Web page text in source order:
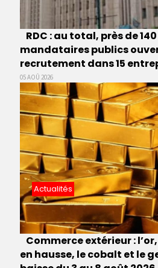
RDC : au total, près de
mandataires publics
recrutement dans 15
05 AOÛ 2026
Actualités
Commerce extérieur :
en hausse, le cobalt et le